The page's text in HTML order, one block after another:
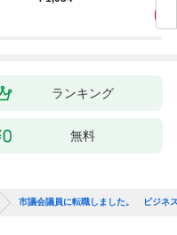
ランキング
無料
市議会議員に転職しました。 ビジネ